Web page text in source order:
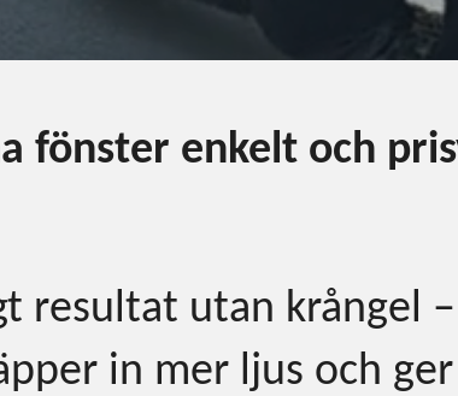
fönster enkelt och
resultat utan krångel
in mer ljus och